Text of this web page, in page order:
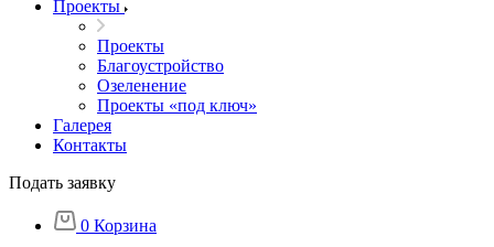
Проекты
Проекты
Благоустройство
Озеленение
Проекты «под ключ»
Галерея
Контакты
Подать заявку
0 Корзина